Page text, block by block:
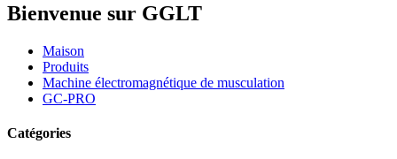
Bienvenue sur GGLT
Maison
Produits
Machine électromagnétique de musculation
GC-PRO
Catégories